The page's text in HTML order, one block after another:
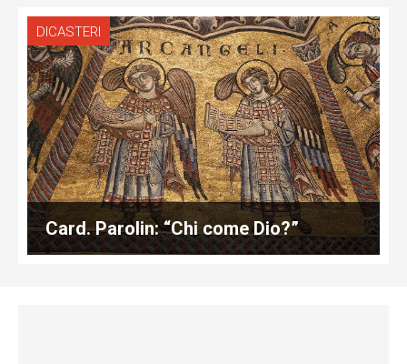
DICASTERI
Card. Parolin: “Chi come Dio?”